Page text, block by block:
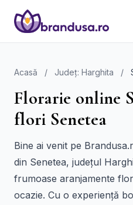
Acasă / Județ: Harghita /
Florarie online
flori Senetea
Bine ai venit pe
din Senetea, județul
frumoase aranjamente
ocazie. Cu o experiență